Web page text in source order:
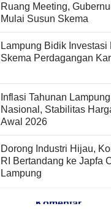
Ruang Meeting,
Mulai Susun Skema
Lampung Bidik
Skema Perdagangan
Inflasi Tahunan
Nasional, Stabilitas
Awal 2026
Dorong Industri Hijau,
RI Bertandang ke Japfa
Lampung
Komentar